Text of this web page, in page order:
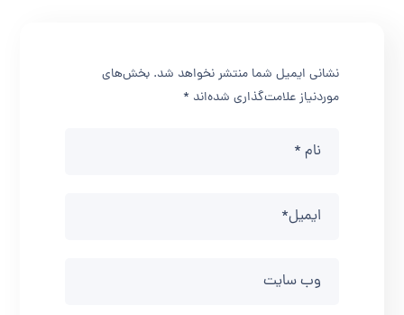
نشانی ایمیل شما منتشر نخواهد شد. بخش‌های
موردنیاز علامت‌گذاری شده‌اند*